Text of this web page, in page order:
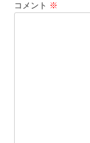
シ
コメント ※